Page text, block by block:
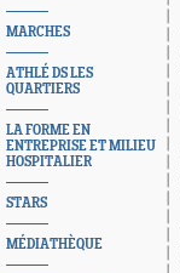
MARCHES
ATHLÉ DS LES
QUARTIERS
LA FORME EN
ENTREPRISE ET MILIEU
HOSPITALIER
STARS
MÉDIATHÈQUE